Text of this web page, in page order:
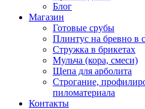
Блог
Магазин
Готовые срубы
Плинтус на бревно в
Стружка в брикетах
Мульча (кора, смеси)
Щепа для арболита
Строгание,
пиломатериала
Контакты